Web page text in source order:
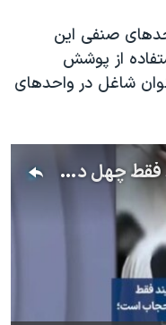
صنفی این
از پوشش
شاغل در واحدهای
حتی حامیان حجاب می‌گویند فقط چهل درصد جامعه موافق حجاب است؛ دولت به دنبال لایحه حجاب
No media